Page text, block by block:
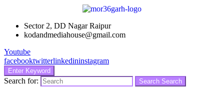
Sector 2, DD Nagar Raipur
kodandmediahouse@gmail.com
Youtube
facebooktwitterlinkedininstagram
Enter Keyword
Search for: Search Search